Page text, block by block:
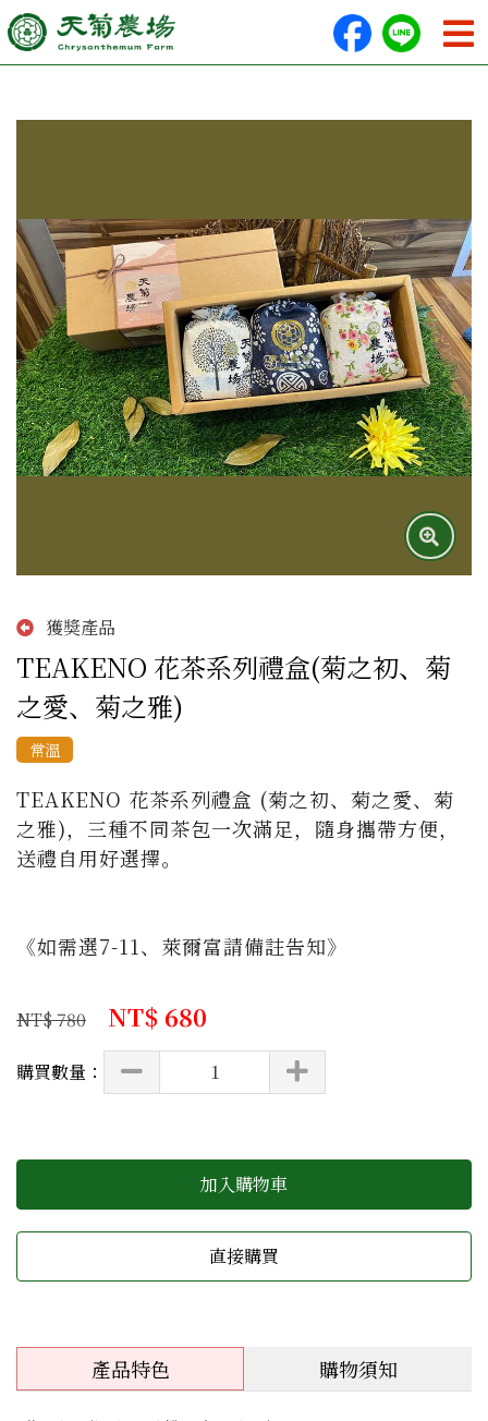
獲獎產品
TEAKENO 花茶系列禮盒(菊之初、菊
之愛、菊之雅)
常溫
TEAKENO 花茶系列禮盒 (菊之初、菊之愛、菊
之雅)，三種不同茶包一次滿足，隨身攜帶方便，
送禮自用好選擇。
《如需選7-11、萊爾富請備註告知》
NT$ 780 NT$ 680
購買數量：
加入購物車
直接購買
產品特色 購物須知